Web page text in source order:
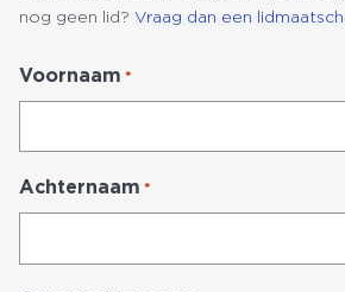
nog geen lid? Vraag dan een
Voornaam *
Achternaam *